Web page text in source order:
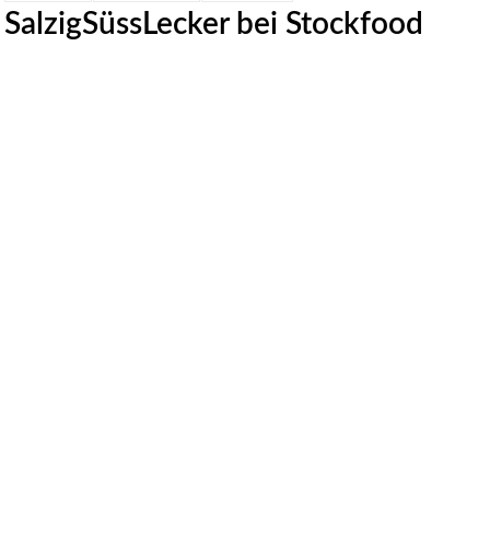
SalzigSüssLecker bei Stockfood